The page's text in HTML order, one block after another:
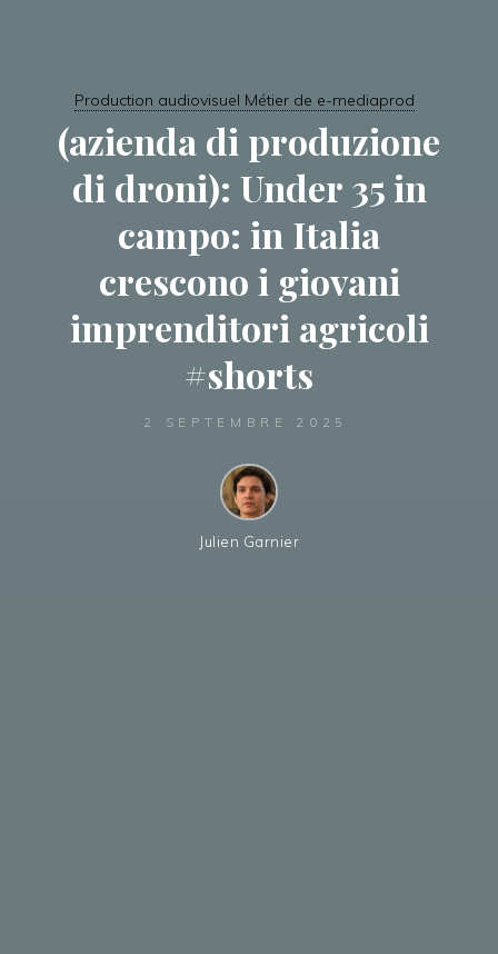
Production audiovisuel Métier de e-mediaprod
(azienda di produzione
di droni): Under 35 in
campo: in Italia
crescono i giovani
imprenditori agricoli
#shorts
2 SEPTEMBRE 2025
Julien Garnier